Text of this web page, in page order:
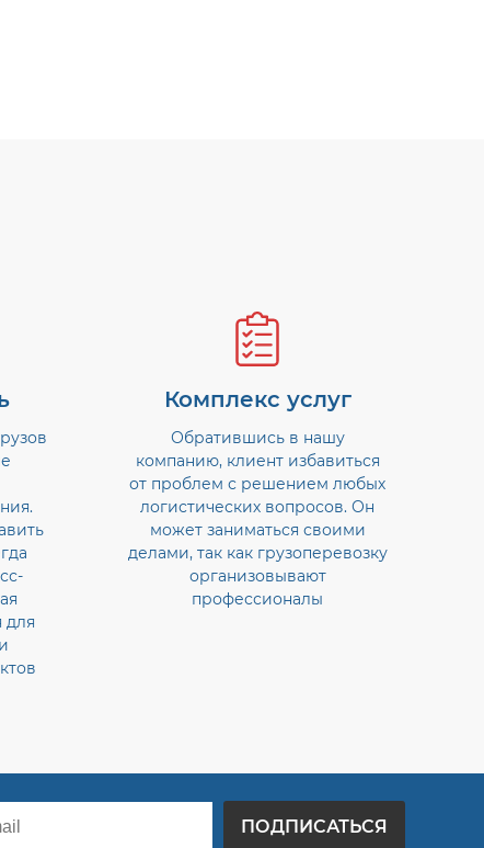
для
Комплекс услуг
Обратившись в нашу
компанию, клиент избавиться
от проблем с решением любых
логистических вопросов. Он
может заниматься своими
делами, так как грузоперевозку
организовывают
профессионалы
ПОДПИСАТЬСЯ